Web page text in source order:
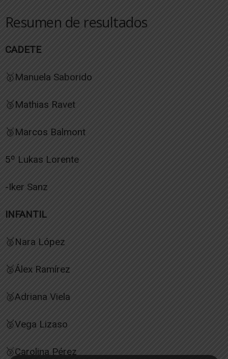
Resumen de resultados
CADETE
🥇Manuela Saborido
🥉Mathias Ravet
🥉Marcos Balmont
5º Lukas Lorente
-Iker Sanz
INFANTIL
🥈Nara López
🥈Álex Ramírez
🥈Adriana Viela
🥈Vega Lizaso
🥉Carolina Pérez